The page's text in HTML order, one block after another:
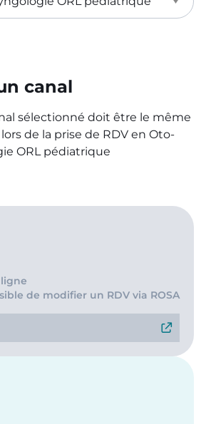
canal
sélectionné doit être le même
de la prise de RDV en Oto-
ORL pédiatrique
de modifier un RDV via ROSA